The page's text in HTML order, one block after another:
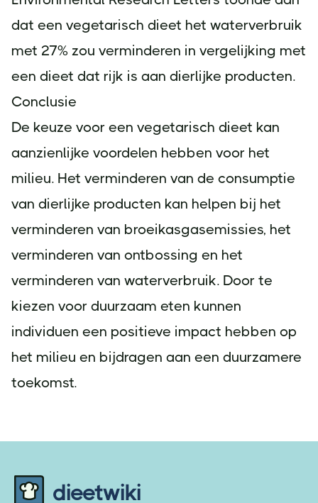
dat een vegetarisch dieet het waterverbruik
met 27% zou verminderen in vergelijking met
een dieet dat rijk is aan dierlijke producten.
Conclusie
De keuze voor een vegetarisch dieet kan
aanzienlijke voordelen hebben voor het
milieu. Het verminderen van de consumptie
van dierlijke producten kan helpen bij het
verminderen van broeikasgasemissies, het
verminderen van ontbossing en het
verminderen van waterverbruik. Door te
kiezen voor duurzaam eten kunnen
individuen een positieve impact hebben op
het milieu en bijdragen aan een duurzamere
toekomst.
dieetwiki